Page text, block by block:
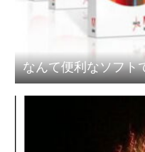
なんて便利なソフト